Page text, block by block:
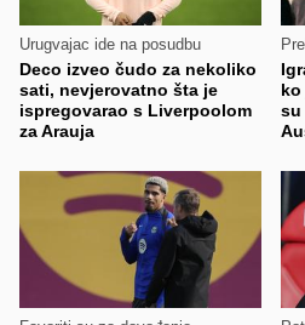
Urugvajac ide na posudbu
Deco izveo čudo za nekoliko
sati, nevjerovatno šta je
ispregovarao s Liverpoolom
za Arauja
ko
su